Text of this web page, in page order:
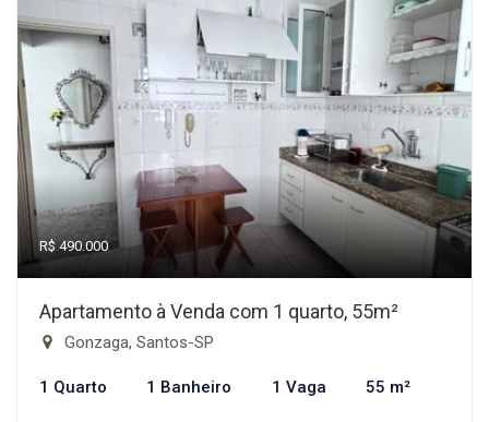
R$ 490.000
Apartamento à Venda com 1 quarto, 55m²
Gonzaga, Santos-SP
1 Quarto 1 Banheiro 1 Vaga 55 m²